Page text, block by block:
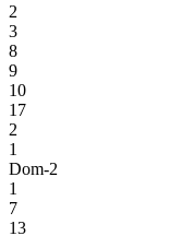
2
3
8
9
10
17
2
1
Dom-2
1
7
13